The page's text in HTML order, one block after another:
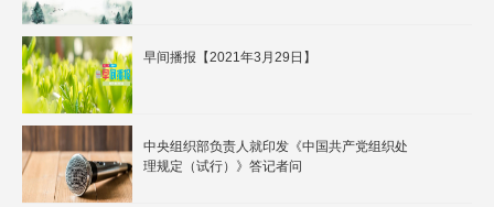
早间播报【2021年3月29日】
中央组织部负责人就印发《中国共产党组织处
理规定（试行）》答记者问